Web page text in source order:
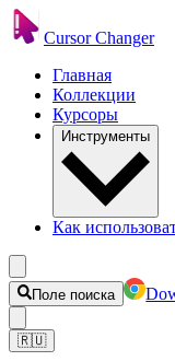
Cursor Changer
Главная
Коллекции
Курсоры
Инструменты
Как
Поле поиска
🇷🇺